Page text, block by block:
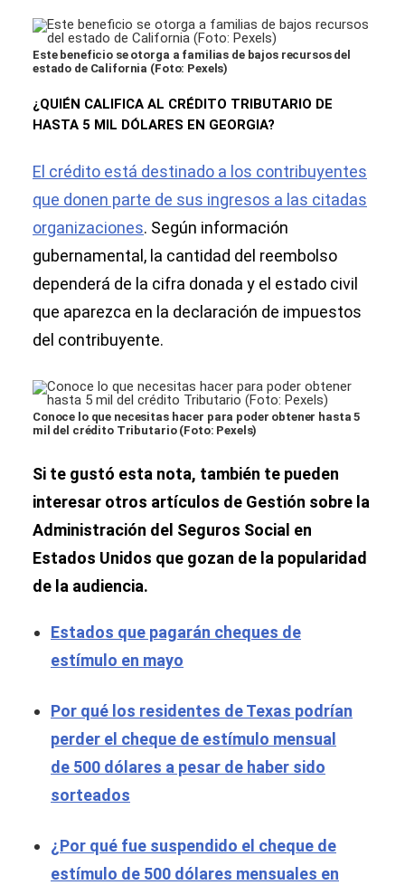
Este beneficio se otorga a familias de bajos recursos del
estado de California (Foto: Pexels)
¿QUIÉN CALIFICA AL CRÉDITO TRIBUTARIO DE
HASTA 5 MIL DÓLARES EN GEORGIA?
El crédito está destinado a los contribuyentes
que donen parte de sus ingresos a las citadas
organizaciones. Según información
gubernamental, la cantidad del reembolso
dependerá de la cifra donada y el estado civil
que aparezca en la declaración de impuestos
del contribuyente.
Conoce lo que necesitas hacer para poder obtener hasta 5
mil del crédito Tributario (Foto: Pexels)
Si te gustó esta nota, también te pueden
interesar otros artículos de Gestión sobre la
Administración del Seguros Social en
Estados Unidos que gozan de la popularidad
de la audiencia.
Estados que pagarán cheques de
estímulo en mayo
Por qué los residentes de Texas podrían
perder el cheque de estímulo mensual
de 500 dólares a pesar de haber sido
sorteados
¿Por qué fue suspendido el cheque de
estímulo de 500 dólares mensuales en